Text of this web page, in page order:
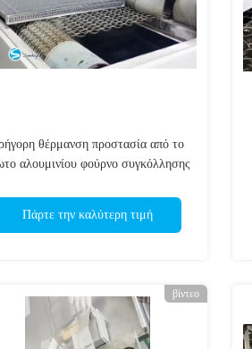
θέρμανση προστασία από το
αλουμινίου φούρνο συγκόλλησης
Πάρτε την καλύτερη τιμή
βίντεο